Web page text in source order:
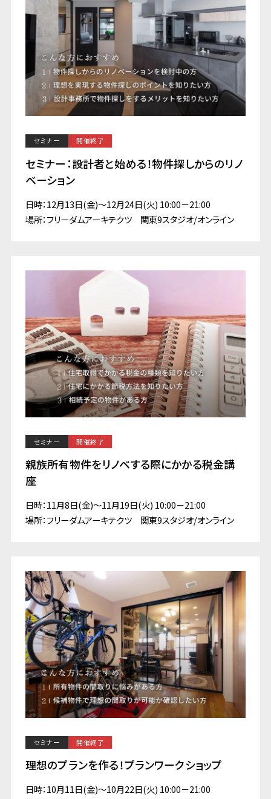
セミナー 開催終了
セミナー：設計者と始める！物件探しからのリノ
ベーション
日時：12月13日(金)～12月24日(火) 10:00－21:00
場所：フリーダムアーキテクツ 関東9スタジオ/オンライン
セミナー 開催終了
親族所有物件をリノベする際にかかる税金講
座
日時：11月8日(金)～11月19日(火) 10:00－21:00
場所：フリーダムアーキテクツ 関東9スタジオ/オンライン
セミナー 開催終了
理想のプランを作る！プランワークショップ
日時：10月11日(金)～10月22日(火) 10:00－21:00